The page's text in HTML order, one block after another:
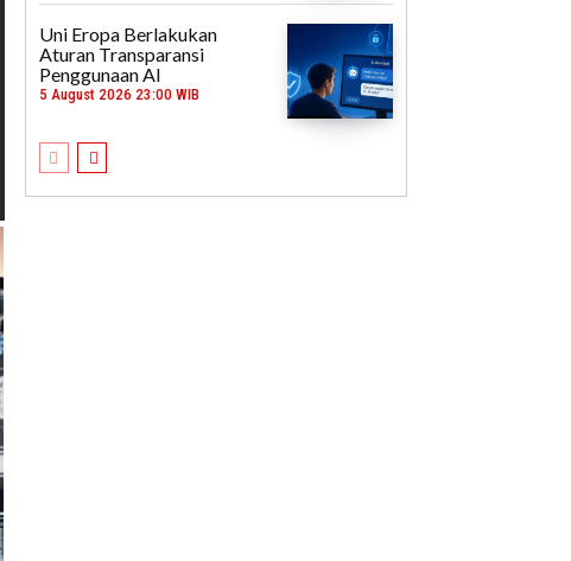
Uni Eropa Berlakukan
Aturan Transparansi
Penggunaan AI
5 August 2026 23:00 WIB